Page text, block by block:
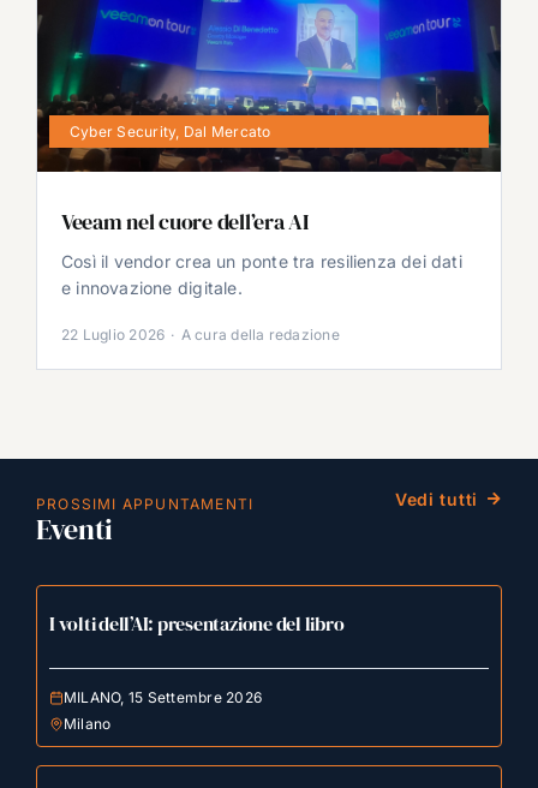
Cyber Security, Dal Mercato
Veeam nel cuore dell’era AI
Così il vendor crea un ponte tra resilienza dei dati
e innovazione digitale.
22 Luglio 2026 · A cura della redazione
PROSSIMI APPUNTAMENTI
Eventi
Vedi tutti
I volti dell’AI: presentazione del libro
MILANO, 15 Settembre 2026
Milano